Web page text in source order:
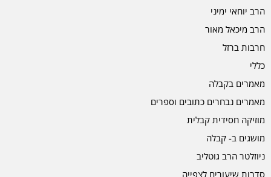
הרב יוחאי ימיני
הרב מיכאל מאור
חרבות ברזל
כללי
מאמרים בקבלה
מאמרים נבחרים כתובים וספרים
מוזיקה חסידית קבלית
מושגים ב- קבלה
ניוזלטר הרב גוטליב
סדרות שיעורים לצפייה